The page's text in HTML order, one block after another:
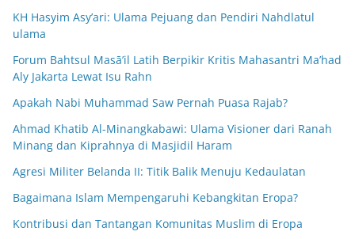
KH Hasyim Asy’ari: Ulama Pejuang dan Pendiri Nahdlatul
ulama
Forum Bahtsul Masā’il Latih Berpikir Kritis Mahasantri Ma’had
Aly Jakarta Lewat Isu Rahn
Apakah Nabi Muhammad Saw Pernah Puasa Rajab?
Ahmad Khatib Al-Minangkabawi: Ulama Visioner dari Ranah
Minang dan Kiprahnya di Masjidil Haram
Agresi Militer Belanda II: Titik Balik Menuju Kedaulatan
Bagaimana Islam Mempengaruhi Kebangkitan Eropa?
Kontribusi dan Tantangan Komunitas Muslim di Eropa